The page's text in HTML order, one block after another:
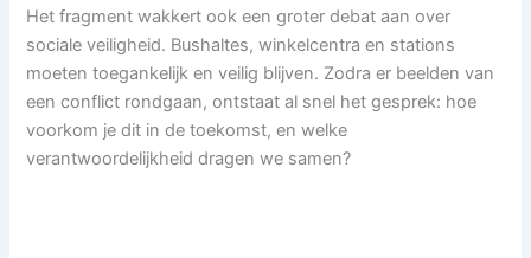
Het fragment wakkert ook een groter debat aan over
sociale veiligheid. Bushaltes, winkelcentra en stations
moeten toegankelijk en veilig blijven. Zodra er beelden van
een conflict rondgaan, ontstaat al snel het gesprek: hoe
voorkom je dit in de toekomst, en welke
verantwoordelijkheid dragen we samen?